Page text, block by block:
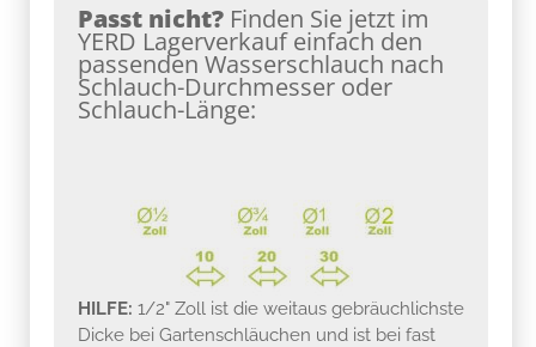
Passt nicht? Finden Sie jetzt im
YERD Lagerverkauf einfach den
passenden Wasserschlauch nach
Schlauch-Durchmesser oder
Schlauch-Länge:
HILFE: 1/2" Zoll ist die weitaus gebräuchlichste
Dicke bei Gartenschläuchen und ist bei fast